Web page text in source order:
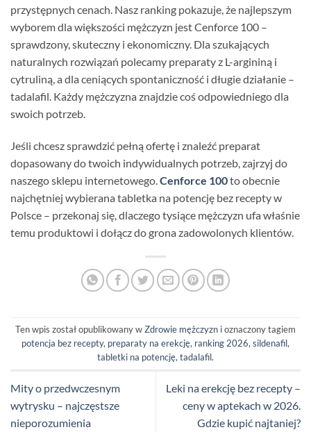
przystępnych cenach. Nasz ranking pokazuje, że najlepszym
wyborem dla większości mężczyzn jest Cenforce 100 –
sprawdzony, skuteczny i ekonomiczny. Dla szukających
naturalnych rozwiązań polecamy preparaty z L-argininą i
cytruliną, a dla ceniących spontaniczność i długie działanie –
tadalafil. Każdy mężczyzna znajdzie coś odpowiedniego dla
swoich potrzeb.
Jeśli chcesz sprawdzić pełną ofertę i znaleźć preparat
dopasowany do twoich indywidualnych potrzeb, zajrzyj do
naszego sklepu internetowego.Cenforce 100to obecnie
najchętniej wybierana tabletka na potencję bez recepty w
Polsce – przekonaj się, dlaczego tysiące mężczyzn ufa właśnie
temu produktowi i dołącz do grona zadowolonych klientów.
Ten wpis został opublikowany wZdrowie mężczyzn i oznaczony tagiem
potencja bez recepty, preparaty na erekcję, ranking 2026,sildenafil,
tabletki na potencję,tadalafil.
Mity o przedwczesnym
wytrysku – najczęstsze
nieporozumienia
Leki na erekcję bez recepty –
ceny w aptekach w 2026.
Gdzie kupić najtaniej?